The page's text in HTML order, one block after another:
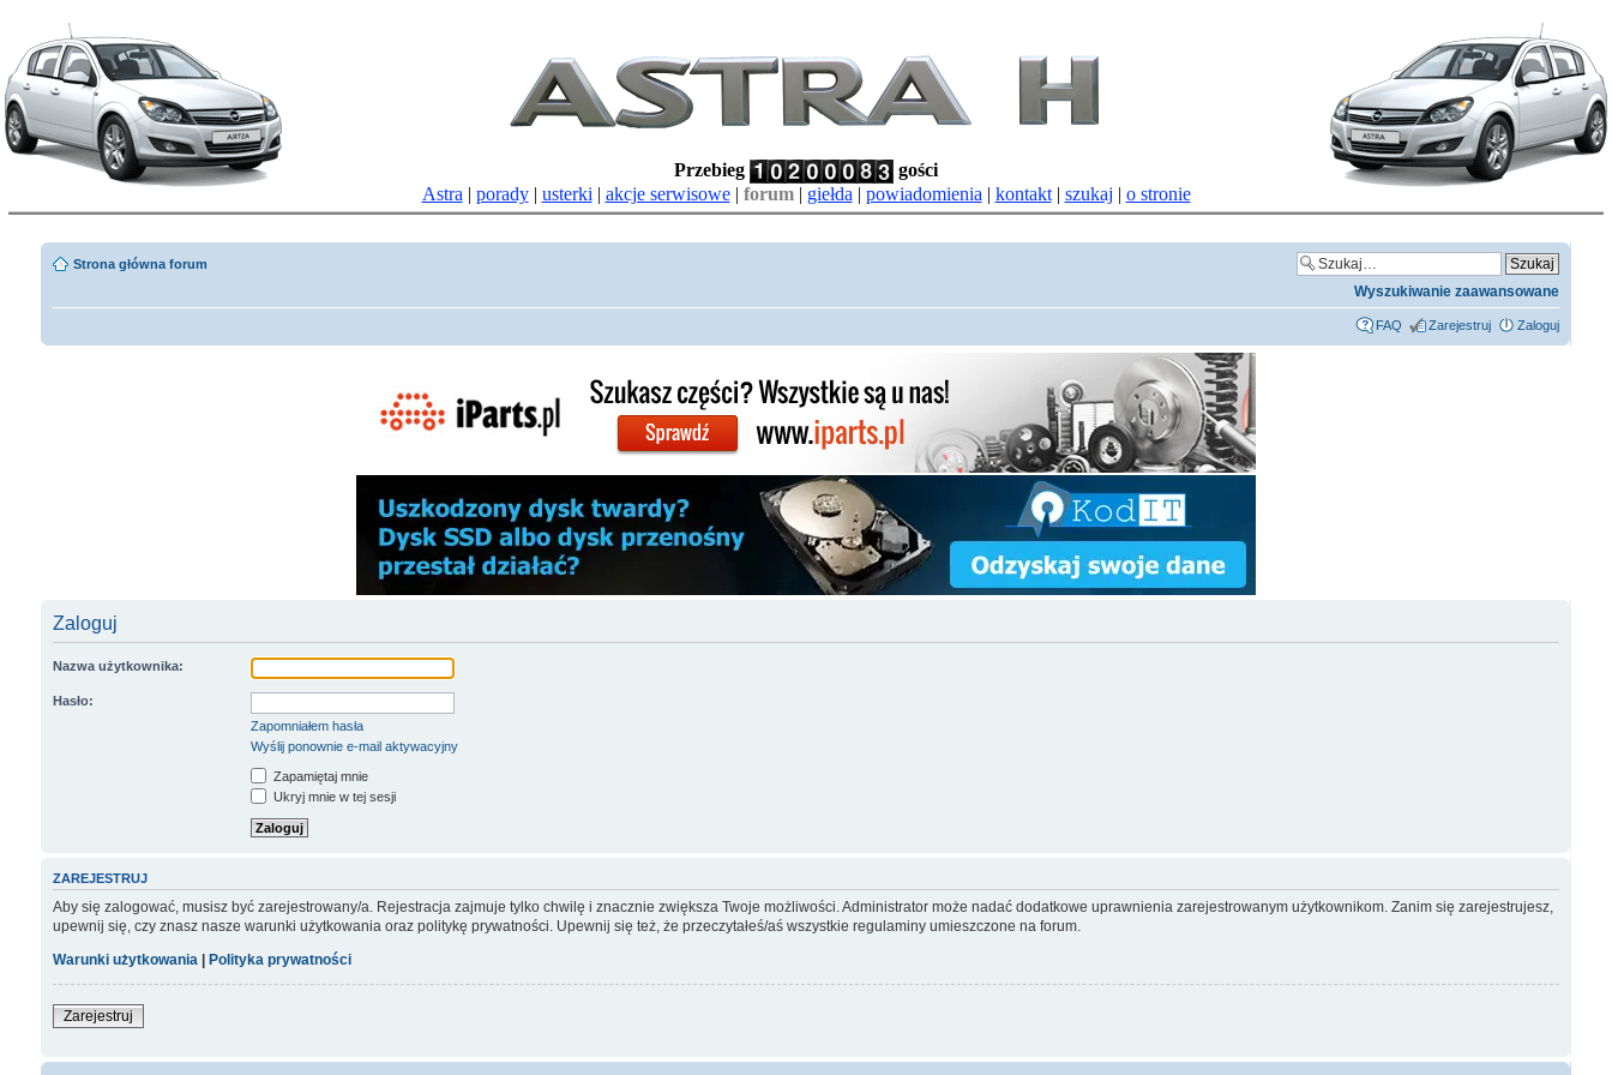
Przebieg
gości
Astra | porady| usterki | akcje serwisowe| forum| giełda | powiadomienia | kontakt| szukaj | o stronie
Strona główna forum
Wyszukiwanie zaawansowane
FAQ Zarejestruj Zaloguj
Zaloguj
Nazwa użytkownika:
Hasło:
Zapomniałem hasła
Wyślij ponownie e-mail aktywacyjny
Zapamiętaj mnie
Ukryj mnie w tej sesji
ZAREJESTRUJ
Aby się zalogować, musisz być zarejestrowany/a. Rejestracja zajmuje tylko chwilę i znacznie zwiększa Twoje możliwości. Administrator może nadać dodatkowe uprawnienia zarejestrowanym użytkownikom. Zanim się zarejestrujesz,
upewnij się, czy znasz nasze warunki użytkowania oraz politykę prywatności. Upewnij się też, że przeczytałeś/aś wszystkie regulaminy umieszczone na forum.
Warunki użytkowania | Polityka prywatności
Zarejestruj